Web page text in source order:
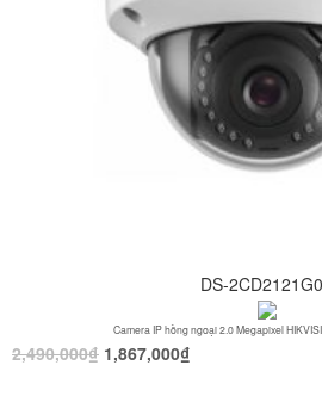
DS-
Camera IP hồng ngoại 2.0 Megapixel
2,490,000₫ 1,867,000₫